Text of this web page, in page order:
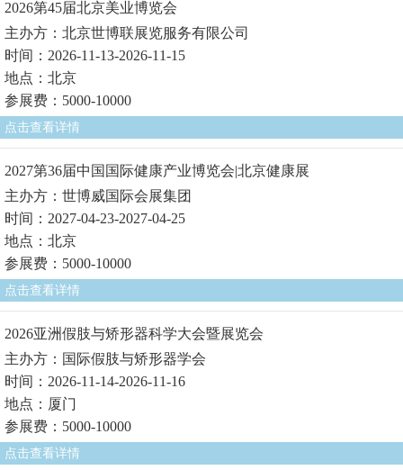
2026第45届北京美业博览会
主办方：北京世博联展览服务有限公司
时间：2026-11-13-2026-11-15
地点：北京
参展费：5000-10000
点击查看详情
2027第36届中国国际健康产业博览会|北京健康展
主办方：世博威国际会展集团
时间：2027-04-23-2027-04-25
地点：北京
参展费：5000-10000
点击查看详情
2026亚洲假肢与矫形器科学大会暨展览会
主办方：国际假肢与矫形器学会
时间：2026-11-14-2026-11-16
地点：厦门
参展费：5000-10000
点击查看详情